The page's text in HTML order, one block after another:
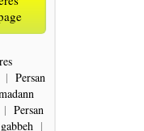
| Persan
| Persan
|